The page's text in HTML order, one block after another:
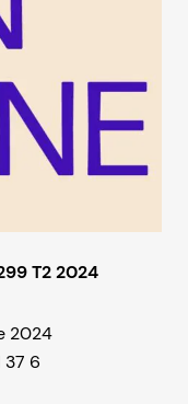
T2 2024
2024
37 6